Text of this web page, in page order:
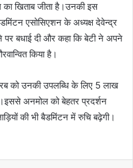
का खिताब जीता है।उनकी इस
एसोसिएशन के अध्यक्ष देवेन्द्र
बधाई दी और कहा कि बेटी ने अपने
किया है।
को उनकी उपलब्धि के लिए 5 लाख
अनमोल को बेहतर प्रदर्शन
की भी बैडमिंटन में रुचि बढ़ेगी।